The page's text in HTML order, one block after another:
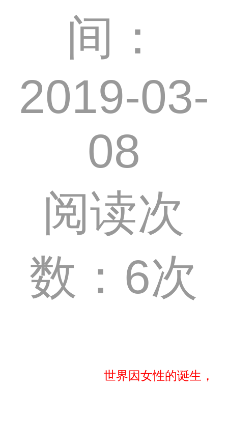
间：
2019-03-
08
阅读次
数：6次
世界因女性的诞生，